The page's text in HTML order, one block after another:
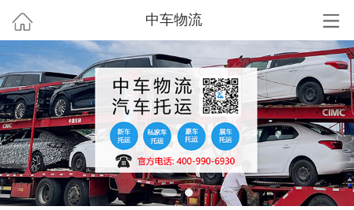
中车物流